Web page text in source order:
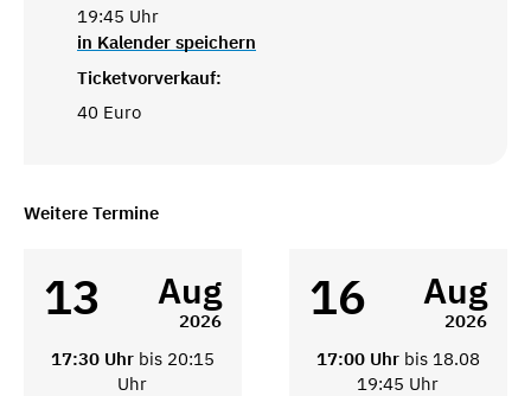
19:45 Uhr
in Kalender speichern
Ticketvorverkauf:
40 Euro
Weitere Termine
13 Aug
2026
17:30 Uhr bis 20:15
Uhr
16 Aug
2026
17:00 Uhr bis 18.08
19:45 Uhr